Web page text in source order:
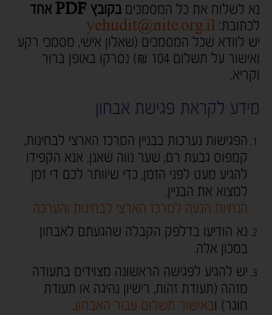
נא לשלוח את כל המסמכים בקובץ PDF אחד
לכתובת: yehudit@nite.org.il
יש לוודא שכל המסמכים (שאלון אישי, מסמכי רקע
ואישור על תשלום 104 ₪) נסרקו באופן ברור
וקריא.
מידע לקראת פגישת אבחון
הפגישות נערכות בבניין המרכז הארצי לבחינות,
קמפוס גבעת רם, שער נווה שאנן. אנא הקפידו
להגיע מעט לפני הזמן, כדי שיוותר לכם די זמן
למצוא את הבניין.
הנחיות הגעה למרכז הארצי לבחינות והערכה
נא הודיעו בדלפק הקבלה שהגעתם לאבחון
במכון אלה.
יש להגיע לפגישה הראשונה מצוידים בתעודה
מזהה (תעודת זהות, רישיון נהיגה או תעודת
חוגר) ובאישור תשלום עבור האבחון.